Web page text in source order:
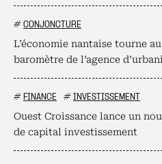
# CONJONCTURE
L’économie nantaise tourne
baromètre de l’agence
# FINANCE # INVESTISSEMENT
Ouest Croissance lance un
de capital investissement